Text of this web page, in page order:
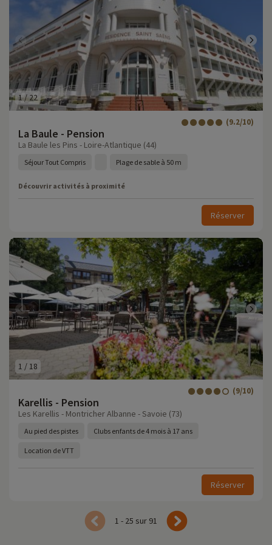
1/22
La Baule - Pension
(9.2/10)
La Baule les Pins - Loire-Atlantique (44)
Séjour Tout Compris Plage de sable à 50 m
Découvrir activités à proximité
Réserver
1 /18
Karellis - Pension
(9/10)
Les Karellis - Montricher Albanne - Savoie (73)
Au pied des pistes Clubs enfants de 4 mois à 17 ans
Location de VTT
Réserver
1 - 25 sur 91